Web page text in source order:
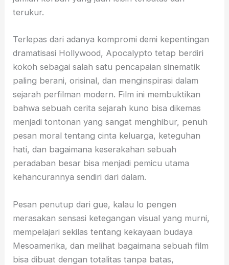
terukur.
Terlepas dari adanya kompromi demi kepentingan
dramatisasi Hollywood, Apocalypto tetap berdiri
kokoh sebagai salah satu pencapaian sinematik
paling berani, orisinal, dan menginspirasi dalam
sejarah perfilman modern. Film ini membuktikan
bahwa sebuah cerita sejarah kuno bisa dikemas
menjadi tontonan yang sangat menghibur, penuh
pesan moral tentang cinta keluarga, keteguhan
hati, dan bagaimana keserakahan sebuah
peradaban besar bisa menjadi pemicu utama
kehancurannya sendiri dari dalam.
Pesan penutup dari gue, kalau lo pengen
merasakan sensasi ketegangan visual yang murni,
mempelajari sekilas tentang kekayaan budaya
Mesoamerika, dan melihat bagaimana sebuah film
bisa dibuat dengan totalitas tanpa batas,